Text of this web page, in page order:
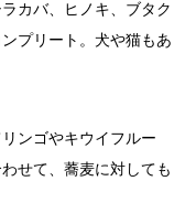
カバ、ヒノキ、ブタク
プリート。犬や猫もあ
ンゴやキウイフルー
せて、蕎麦に対しても